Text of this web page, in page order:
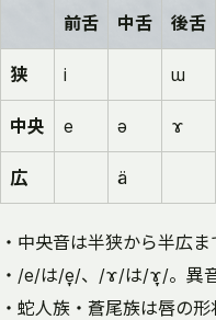
前舌 中舌 後舌
狭 i ɯ
中央 e ə ɤ
広 ä
・中央音は半狭から半広ま
・/e/は/e̞/、/ɤ/は/ɤ̞/。異
・蛇人族・蒼尾族は唇の